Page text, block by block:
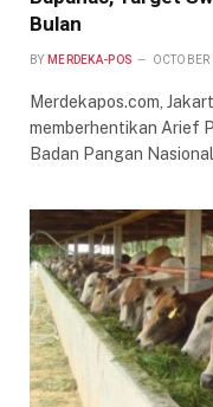
Bulan
BY MERDEKA-POS
Merdekapos.com,
memberhentikan Arief
Badan Pangan